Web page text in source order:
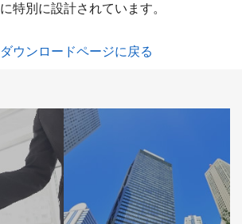
特別に設計されています。
ウンロードページに戻る